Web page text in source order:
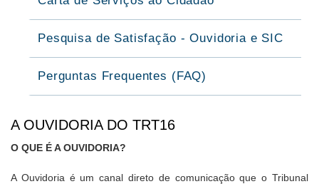
A OUVIDORIA DO TRT16
O QUE É A OUVIDORIA?
A Ouvidoria é um canal direto de comunicação que o Tribunal
Pesquisa de Satisfação - Ouvidoria e SIC
Perguntas Frequentes (FAQ)